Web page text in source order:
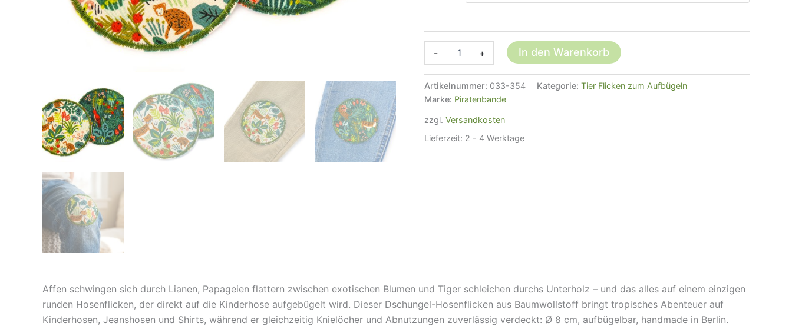
-
Dschungel
8
2
Farben,
Kinder
+ In den Warenkorb
Artikelnummer: 033-354 Kategorie: Tier Flicken zum Aufbügeln
Marke: Piratenbande
zzgl. Versandkosten
Lieferzeit: 2 - 4 Werktage
Affen schwingen sich durch Lianen, Papageien flattern zwischen exotischen Blumen und Tiger schleichen durchs Unterholz – und das alles auf einem einzigen
runden Hosenflicken, der direkt auf die Kinderhose aufgebügelt wird. Dieser Dschungel-Hosenflicken aus Baumwollstoff bringt tropisches Abenteuer auf
Kinderhosen, Jeanshosen und Shirts, während er gleichzeitig Knielöcher und Abnutzungen zuverlässig verdeckt: Ø 8 cm, aufbügelbar, handmade in Berlin.